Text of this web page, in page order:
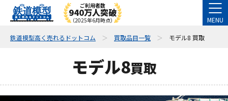
ご利用者数
940万人突破
（2025年6月時点） MENU
鉄道模型高く売れるドットコム 買取品目一覧 モデル8 買取
モデル8買取